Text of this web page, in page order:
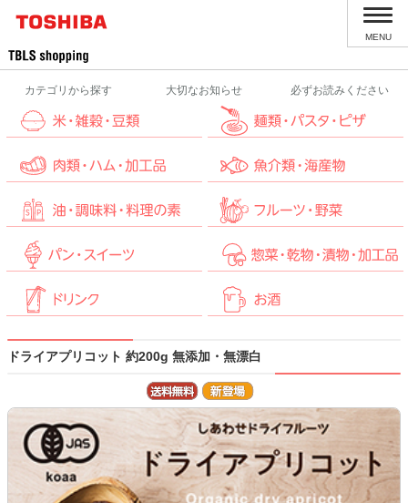
MENU
カテゴリから探す 大切なお知らせ 必ずお読みください
ドライアプリコット 約200g 無添加・無漂白